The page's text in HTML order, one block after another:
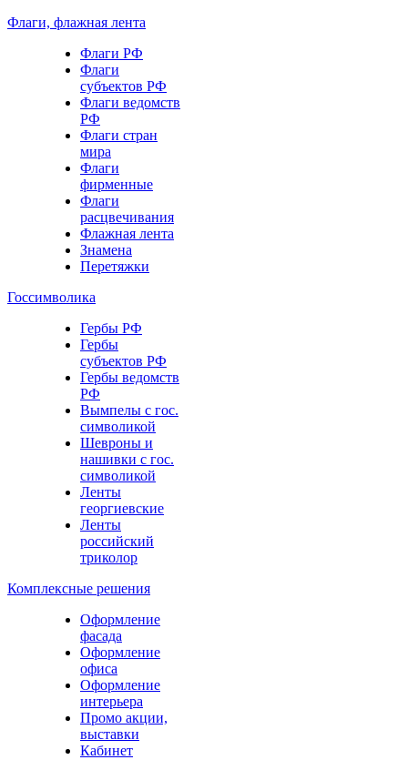
Флаги, флажная лента
Флаги РФ
Флаги
субъектов РФ
Флаги ведомств
РФ
Флаги стран
мира
Флаги
фирменные
Флаги
расцвечивания
Флажная лента
Знамена
Перетяжки
Госсимволика
Гербы РФ
Гербы
субъектов РФ
Гербы ведомств
РФ
Вымпелы с гос.
символикой
Шевроны и
нашивки с гос.
символикой
Ленты
георгиевские
Ленты
российский
триколор
Комплексные решения
Оформление
фасада
Оформление
офиса
Оформление
интерьера
Промо акции,
выставки
Кабинет